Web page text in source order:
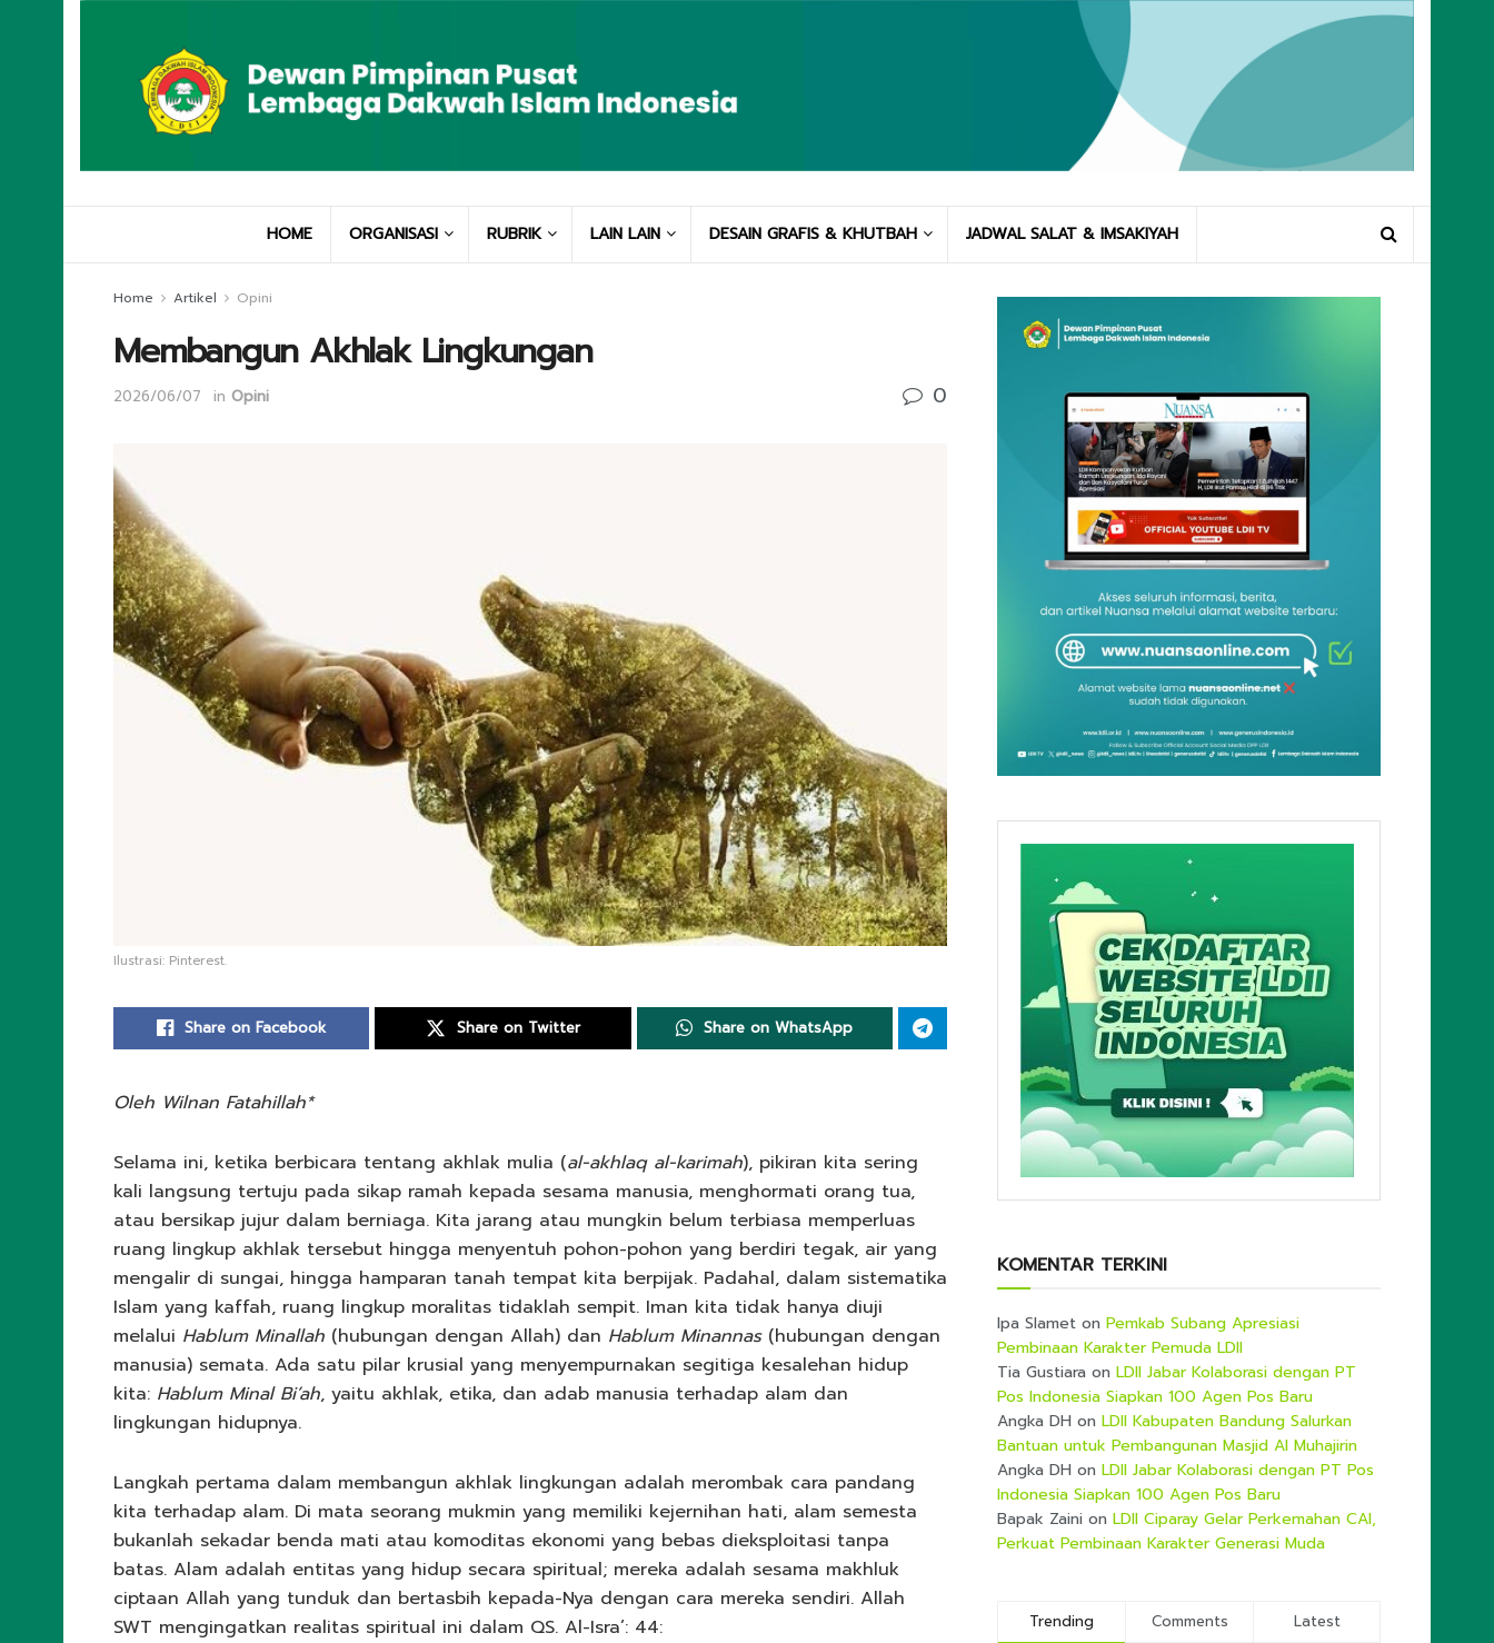
HOME ORGANISASI RUBRIK LAIN LAIN DESAIN GRAFIS & KHUTBAH JADWAL SALAT & IMSAKIYAH
Home Artikel Opini
Membangun Akhlak Lingkungan
2026/06/07 in Opini 0
Ilustrasi: Pinterest.
Share on Facebook Share on Twitter Share on WhatsApp
Oleh Wilnan Fatahillah*
Selama ini, ketika berbicara tentang akhlak mulia (al-akhlaq al-karimah), pikiran kita sering
kali langsung tertuju pada sikap ramah kepada sesama manusia, menghormati orang tua,
atau bersikap jujur dalam berniaga. Kita jarang atau mungkin belum terbiasa memperluas
ruang lingkup akhlak tersebut hingga menyentuh pohon-pohon yang berdiri tegak, air yang
mengalir di sungai, hingga hamparan tanah tempat kita berpijak. Padahal, dalam sistematika
Islam yang kaffah, ruang lingkup moralitas tidaklah sempit. Iman kita tidak hanya diuji
melalui Hablum Minallah (hubungan dengan Allah) dan Hablum Minannas(hubungan dengan
manusia) semata. Ada satu pilar krusial yang menyempurnakan segitiga kesalehan hidup
kita: Hablum Minal Bi’ah, yaitu akhlak, etika, dan adab manusia terhadap alam dan
lingkungan hidupnya.
Langkah pertama dalam membangun akhlak lingkungan adalah merombak cara pandang
kita terhadap alam. Di mata seorang mukmin yang memiliki kejernihan hati, alam semesta
bukanlah sekadar benda mati atau komoditas ekonomi yang bebas dieksploitasi tanpa
batas. Alam adalah entitas yang hidup secara spiritual; mereka adalah sesama makhluk
ciptaan Allah yang tunduk dan bertasbih kepada-Nya dengan cara mereka sendiri. Allah
SWT mengingatkan realitas spiritual ini dalam QS. Al-Isra’: 44:
KOMENTAR TERKINI
Ipa Slamet on Pemkab Subang Apresiasi
Pembinaan Karakter Pemuda LDII
Tia Gustiara on LDII Jabar Kolaborasi dengan PT
Pos Indonesia Siapkan 100 Agen Pos Baru
Angka DH on LDII Kabupaten Bandung Salurkan
Bantuan untuk Pembangunan Masjid Al Muhajirin
Angka DH on LDII Jabar Kolaborasi dengan PT Pos
Indonesia Siapkan 100 Agen Pos Baru
Bapak Zaini on LDII Ciparay Gelar Perkemahan CAI,
Perkuat Pembinaan Karakter Generasi Muda
Trending Comments Latest